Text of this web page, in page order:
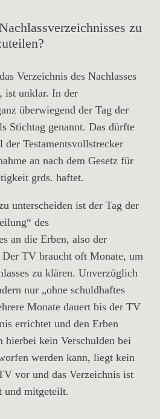
zu
Verzeichnis des Nachlasses
ist unklar. In der
überwiegend der Tag der
Stichtag genannt. Das dürfte
Testamentsvollstrecker
an nach dem Gesetz für
grds. haftet.
unterscheiden ist der Tag der
des
an die Erben, also der
Der TV braucht oft Monate, um
zu klären. Unverzüglich
nur „ohne schuldhaftes
Monate dauert bis der TV
errichtet und den Erben
kein Verschulden bei
werden kann, liegt kein
vor und das Verzeichnis ist
und mitgeteilt.